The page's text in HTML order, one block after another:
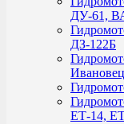
ДУ-61,
ДЗ-122Б
ЕТ-14,